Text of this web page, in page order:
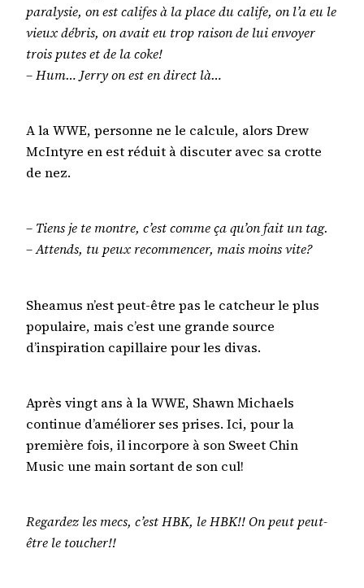
paralysie, on est califes à la place du calife, on l’a eu le
vieux débris, on avait eu trop raison de lui envoyer
trois putes et de la coke!
– Hum… Jerry on est en direct là…
A la WWE, personne ne le calcule, alors Drew
McIntyre en est réduit à discuter avec sa crotte
de nez.
– Tiens je te montre, c’est comme ça qu’on fait un tag.
– Attends, tu peux recommencer, mais moins vite?
Sheamus n’est peut-être pas le catcheur le plus
populaire, mais c’est une grande source
d’inspiration capillaire pour les divas.
Après vingt ans à la WWE, Shawn Michaels
continue d’améliorer ses prises. Ici, pour la
première fois, il incorpore à son Sweet Chin
Music une main sortant de son cul!
Regardez les mecs, c’est HBK, le HBK!! On peut peut-
être le toucher!!